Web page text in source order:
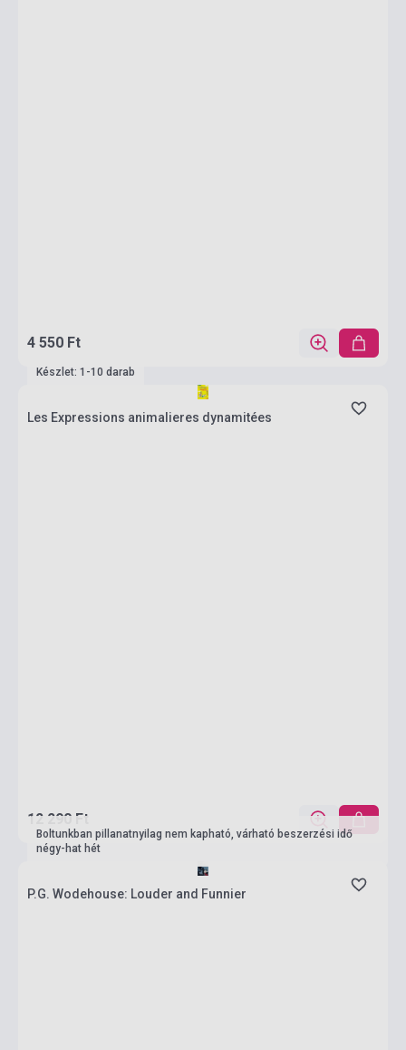
4 550 Ft
Készlet: 1-10 darab
Les Expressions animalieres dynamitées
12 290 Ft
Boltunkban pillanatnyilag nem kapható, várható beszerzési idő
négy-hat hét
P.G. Wodehouse: Louder and Funnier